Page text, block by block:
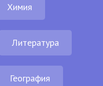
Химия
Литература
География